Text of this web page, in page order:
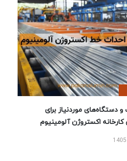
دستگاه‌های موردنیاز برای
کارخانه اکستروژن آلومینیوم